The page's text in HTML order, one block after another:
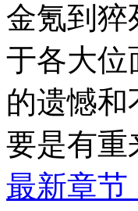
金氪到猝
于各大位
的遗憾
要是有重
最新章节